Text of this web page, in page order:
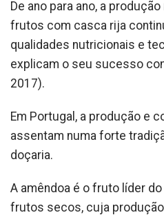
De ano para ano, a
frutos com casca rija
qualidades nutricionais e
explicam o seu sucesso
2017).
Em Portugal, a produção e
assentam numa forte
doçaria.
A amêndoa é o fruto líder
frutos secos, cuja